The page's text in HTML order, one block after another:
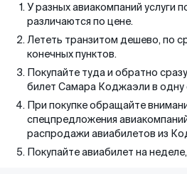
У разных авиакомпаний услуги
различаются по цене.
Лететь транзитом дешево, по
конечных пунктов.
Покупайте туда и обратно
билет Самара Коджаэли в одну
При покупке обращайте
спецпредложения
распродажи авиабилетов из
Покупайте авиабилет на